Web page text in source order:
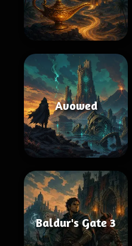
Avowed
Baldur's Gate 3